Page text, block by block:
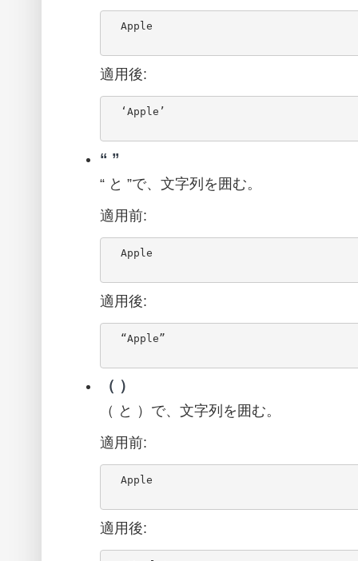
  Apple
適用後:
“ ”
“ と ”で、文字列を囲む。
適用前:
  Apple
適用後:
（ ）
（ と ）で、文字列を囲む。
適用前:
  Apple
適用後: